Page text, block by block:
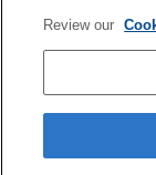
Página de
Copyright 2024 Sony
Review our